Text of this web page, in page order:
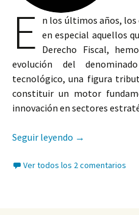
E n los últimos años,
en especial aquellos
Derecho Fiscal,
evolución del
tecnológico, una figura
constituir un motor
innovación en sectores
Seguir leyendo Tax lease o
→
Ver todos los 2 comentarios